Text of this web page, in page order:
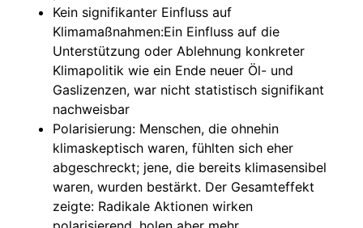
Kein signifikanter Einfluss auf
Klimamaßnahmen:Ein Einfluss auf die
Unterstützung oder Ablehnung konkreter
Klimapolitik wie ein Ende neuer Öl- und
Gaslizenzen, war nicht statistisch signifikant
nachweisbar
Polarisierung: Menschen, die ohnehin
klimaskeptisch waren, fühlten sich eher
abgeschreckt; jene, die bereits klimasensibel
waren, wurden bestärkt. Der Gesamteffekt
zeigte: Radikale Aktionen wirken